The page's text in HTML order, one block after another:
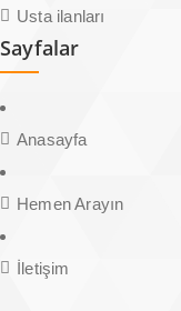
Usta ilanları
Sayfalar
Anasayfa
Hemen Arayın
İletişim